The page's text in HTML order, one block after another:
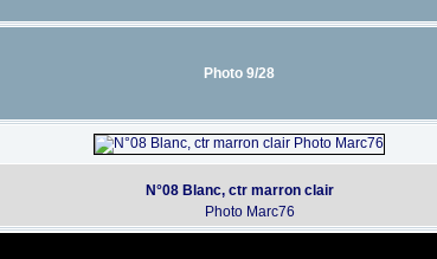
Photo 9/28
N°08 Blanc, ctr marron clair
Photo Marc76